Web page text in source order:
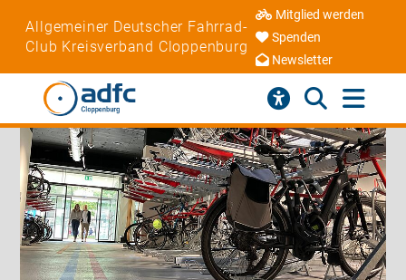
Allgemeiner Deutscher Fahrrad-
Club Kreisverband Cloppenburg
Mitglied werden
Spenden
Newsletter